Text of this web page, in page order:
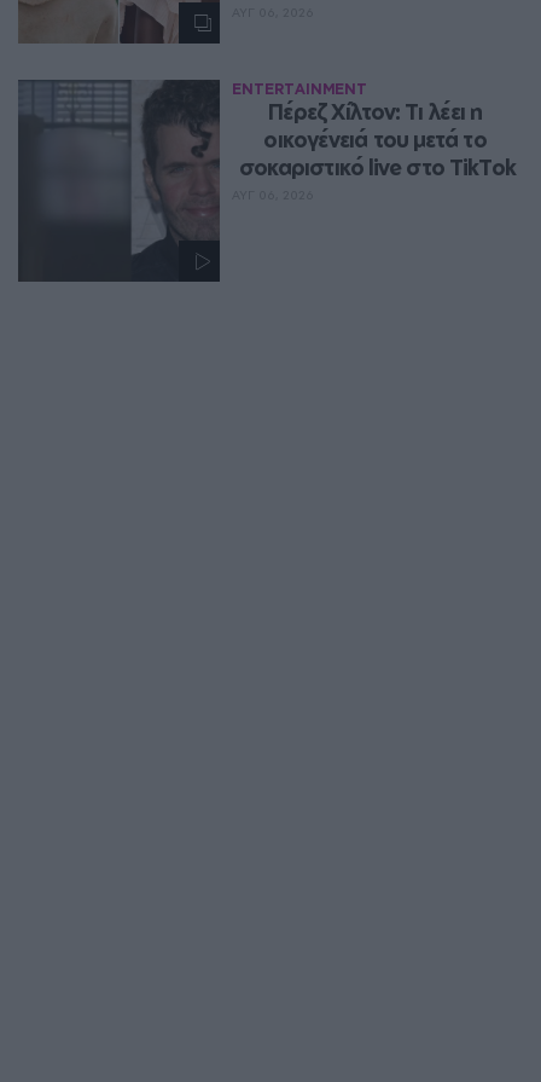
ENTERTAINMENT
Πέρεζ Χίλτον: Τι λέει η
οικογένειά του μετά το
σοκαριστικό live στο TikTok